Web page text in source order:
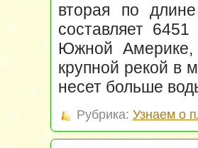
вторая по
составляет
Южной Америке,
крупной рекой в
несет больше
Рубрика: Узнаем о